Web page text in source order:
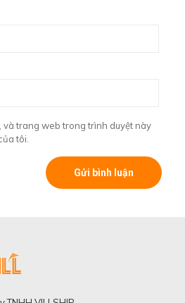
và trang web trong trình duyệt này
tôi.